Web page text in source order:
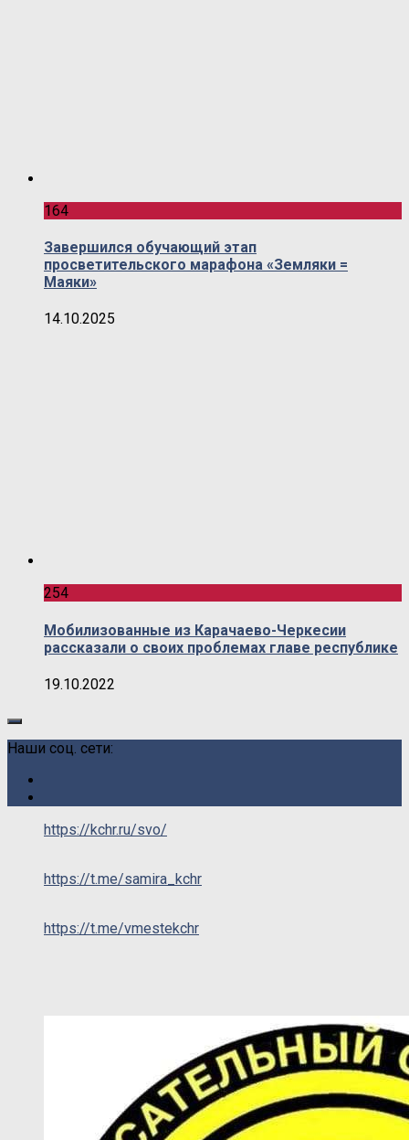
164
Завершился обучающий этап
просветительского марафона «Земляки =
Маяки»
14.10.2025
254
Мобилизованные из Карачаево-Черкесии
рассказали о своих проблемах главе республике
19.10.2022
Наши соц. сети:
https://kchr.ru/svo/
https://t.me/samira_kchr
https://t.me/vmestekchr